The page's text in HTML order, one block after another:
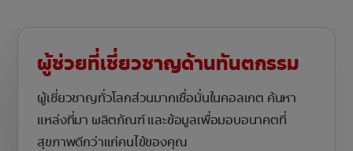
ผู้ช่วยที่เชี่ยวชาญด้านทันตกรรม
ผู้เชี่ยวชาญทั่วโลกส่วนมากเชื่อมั่นในคอลเกต ค้นหา
แหล่งที่มา ผลิตภัณฑ์ และข้อมูลเพื่อมอบอนาคตที่
สุขภาพดีกว่าแก่คนไข้ของคุณ